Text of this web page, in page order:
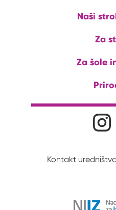
Naši
Za
Za šole
Družabna
Kontakt